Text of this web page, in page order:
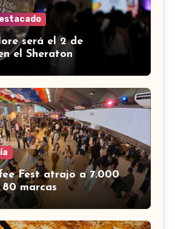
será el 2 de
el Sheraton
Fest atrajo a 7.000
marcas